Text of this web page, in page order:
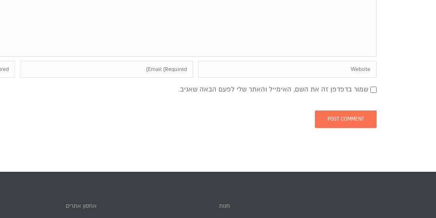
שמור בדפדפן זה את השם, האימייל והאתר שלי לפעם הבאה שאגיב.
אחסון אתרים חנות